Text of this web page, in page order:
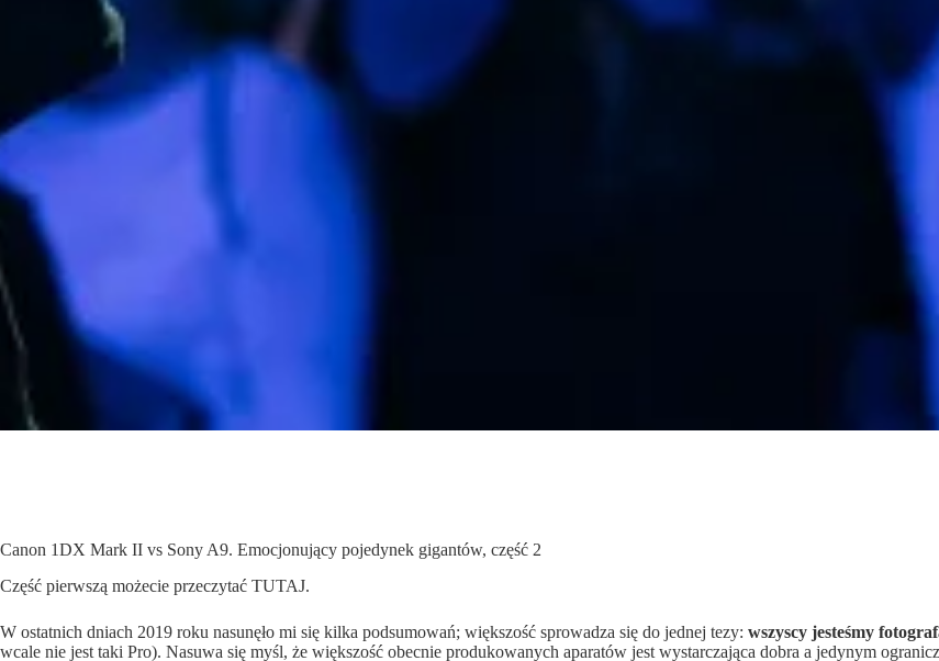
Canon 1DX Mark II vs Sony A9. Emocjonujący pojedynek gigantów, część 2
Część pierwszą możecie przeczytać TUTAJ.
W ostatnich dniach 2019 roku nasunęło mi się kilka podsumowań; większość sprowadza się do jednej tezy: wszyscy jesteśmy
wcale nie jest taki Pro). Nasuwa się myśl, że większość obecnie produkowanych aparatów jest wystarczająca dobra a jedynym